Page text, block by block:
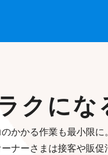
クにな
かかる作業も最小限に
ナーさまは接客や販